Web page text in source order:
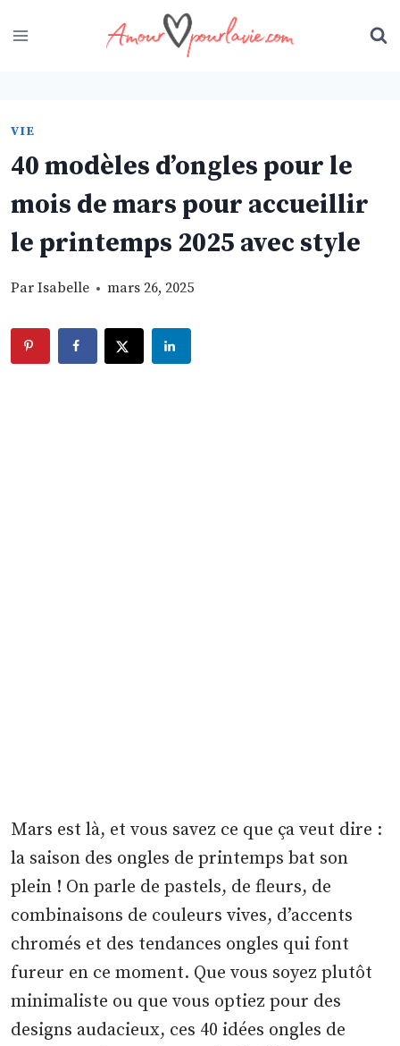
to
VIE
40 modèles d’ongles pour le
mois de mars pour accueillir
le printemps 2025 avec style
Par Isabelle mars 26, 2025
Mars est là, et vous savez ce que ça veut dire :
la saison des ongles de printemps bat son
plein ! On parle de pastels, de fleurs, de
combinaisons de couleurs vives, d’accents
chromés et des tendances ongles qui font
fureur en ce moment. Que vous soyez plutôt
minimaliste ou que vous optiez pour des
designs audacieux, ces 40 idées ongles de